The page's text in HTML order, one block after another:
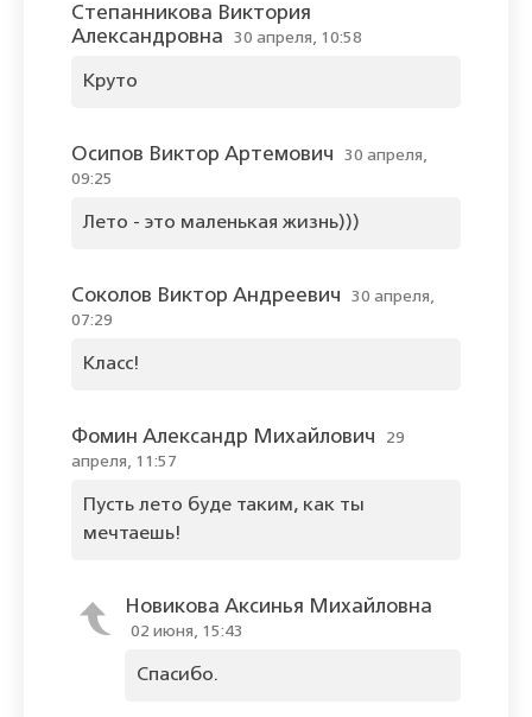
Степанникова Виктория
Александровна
30 апреля, 10:58
Круто
Осипов Виктор Артемович
30 апреля,
09:25
Лето - это маленькая жизнь)))
Соколов Виктор Андреевич
30 апреля,
07:29
Класс!
Фомин Александр Михайлович
29
апреля, 11:57
Пусть лето буде таким, как ты
мечтаешь!
Новикова Аксинья Михайловна
02 июня, 15:43
Спасибо.